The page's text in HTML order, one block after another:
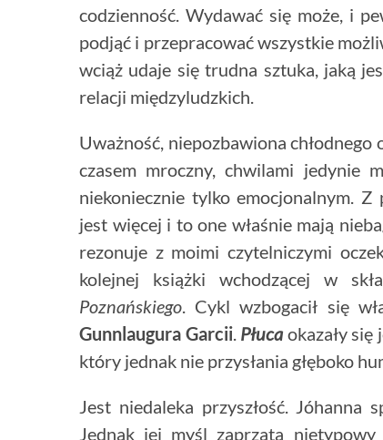
codzienność. Wydawać się może, i
podjąć i przepracować wszystkie
wciąż udaje się trudna sztuka, jaką
relacji międzyludzkich.
Uważność, niepozbawiona
czasem mroczny, chwilami jedynie
niekoniecznie tylko emocjonalnym. Z
jest więcej i to one właśnie mają
rezonuje z moimi czytelniczymi
kolejnej książki wchodzącej w
Poznańskiego. Cykl wzbogacił się
Gunnlaugura Garcii. Płucaokazały się
który jednak nie przysłania głęboko
Jest niedaleka przyszłość.
Jednak jej myśl zaprząta